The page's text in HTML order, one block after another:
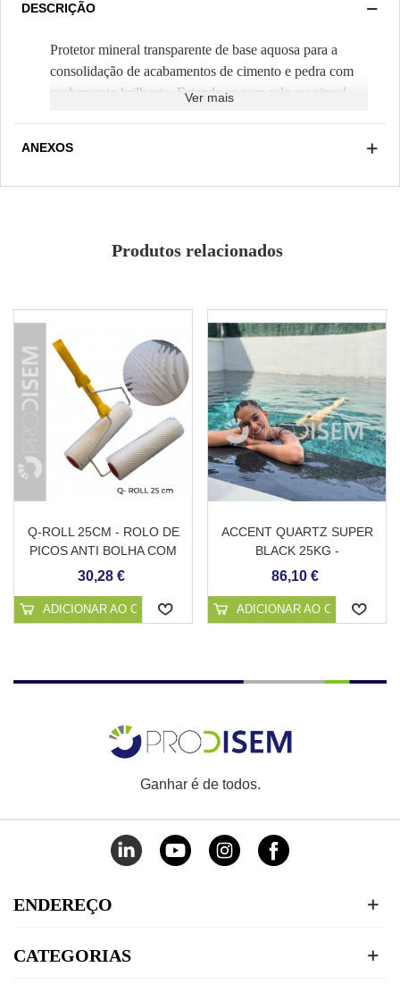
DESCRIÇÃO
Protetor mineral transparente de base aquosa para a
consolidação de acabamentos de cimento e pedra com
acabamento brilhante. Estende-se com rolo ou pincel
pinturas de tematização.
Transparente e de fácil aplicação
Características intumescentes
Ver mais
ANEXOS
Produtos relacionados
Q-ROLL 25CM - ROLO DE
PICOS ANTI BOLHA COM
PEGA
30,28 €
ADICIONAR AO CARRINHO
ACCENT QUARTZ SUPER
BLACK 25KG -
REVESTIMENTO
86,10 €
ADICIONAR AO CARRINHO
Ganhar é de todos.
ENDEREÇO
CATEGORIAS